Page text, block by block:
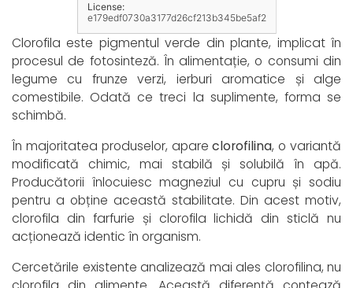
License:
e179edf0730a3177d26cf213b345be5af2
Clorofila este pigmentul verde din plante, implicat în
procesul de fotosinteză. În alimentație, o consumi din
legume cu frunze verzi, ierburi aromatice și alge
comestibile. Odată ce treci la suplimente, forma se
schimbă.
În majoritatea produselor, apareclorofilina, o variantă
modificată chimic, mai stabilă și solubilă în apă.
Producătorii înlocuiesc magneziul cu cupru și sodiu
pentru a obține această stabilitate. Din acest motiv,
clorofila din farfurie și clorofila lichidă din sticlă nu
acționează identic în organism.
Cercetările existente analizează mai ales clorofilina, nu